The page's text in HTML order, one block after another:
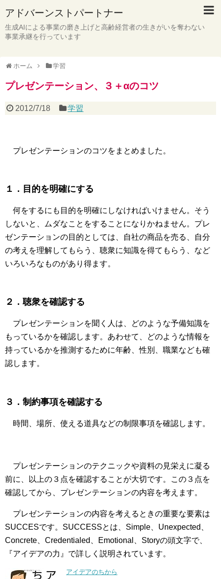
アドバーンストパートナー
生成AIによる事業の磨き上げと高齢経営者の生きがいを奪わない
事業承継を行っています
ホーム 学習
プレゼンテーション、３＋αのコツ
2012/7/18 学習
プレゼンテーションのコツをまとめました。
１．目的を明確にする
何をするにも目的を明確にしなければいけません。そう
しないと、ムダなことをすることになりかねません。プレ
ゼンテーションの目的としては、自社の商品を売る、自分
の考えを理解してもらう、聴衆に知識を得てもらう、など
いろいろなものがあり得ます。
２．聴衆を確認する
プレゼンテーションを聞く人は、どのような予備知識を
もっているかを確認します。あわせて、どのような情報を
持っているかを推測するために年齢、性別、職業なども確
認します。
３．制約事項を確認する
時間、場所、使える道具などの制限事項を確認します。
プレゼンテーションのテクニックや資料の見栄えに凝る
前に、以上の３点を確認することが大切です。この３点を
確認してから、プレゼンテーションの内容を考えます。
プレゼンテーションの内容を考えるときの重要な要素は
SUCCESです。SUCCESSとは、Simple、Unexpected、
Concrete、Credentialed、Emotional、Storyの頭文字で、
『アイデアの力』で詳しく説明されています。
アイデアのちから